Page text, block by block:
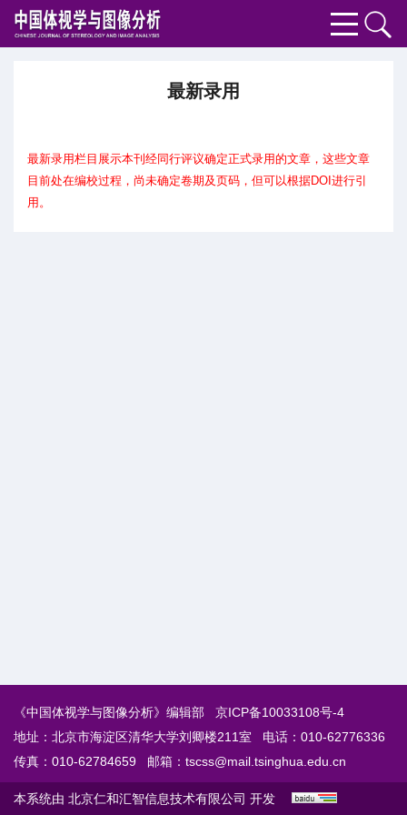
最新录用
最新录用栏目展示本刊经同行评议确定正式录用的文章，这些文章
目前处在编校过程，尚未确定卷期及页码，但可以根据DOI进行引
用。
《中国体视学与图像分析》编辑部
京ICP备10033108号-4
地址：北京市海淀区清华大学刘卿楼211室
电话：010-62776336
传真：010-62784659
邮箱： tscss@mail.tsinghua.edu.cn
本系统由 北京仁和汇智信息技术有限公司 开发